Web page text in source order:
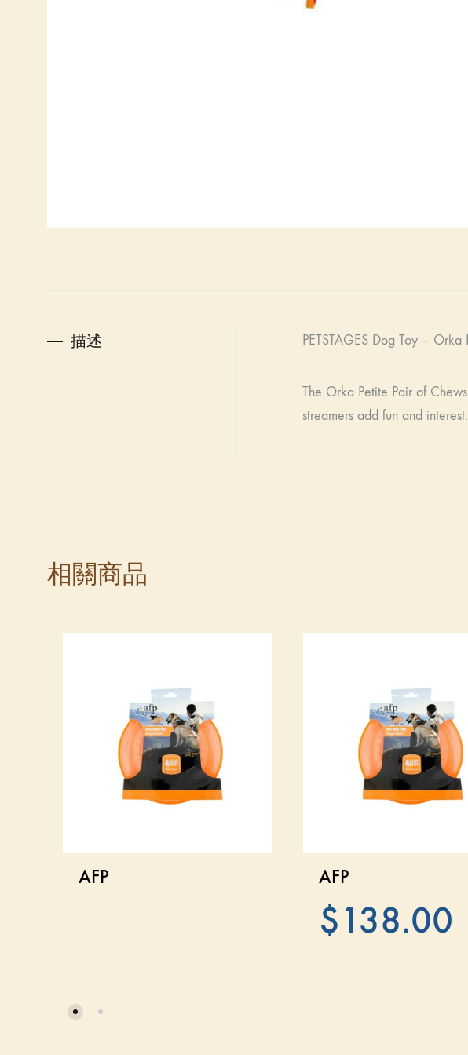
描述 PETSTAGES Dog Toy –
The Orka Petite Pair of
streamers add fun and interest.
相關商品
AFP AFP
$138.00